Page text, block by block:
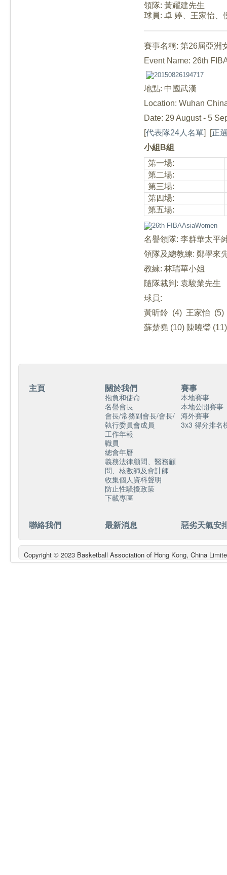
領隊: 黃耀建先生
球員: 卓 婷 王家怡
賽事名稱: 第26屆亞洲
Event Name: 26th
地點: 中國武漢
Location: Wuhan
Date: 29 August - 5
[代表隊24人名單] [正
小組B組
第一場:
第二場:
第三場:
第四場:
第五場:
名譽領隊: 李群華太平
領隊及總教練: 鄭學來
教練: 林瑞華小姐
隨隊裁判: 袁駿業先生
球員:
黃昕鈴 (4) 王家怡
蘇楚堯 (10) 陳曉瑩
主頁 關於我們
抱負和使命
名譽會長
會長/常務副會長/會長/
執行委員會成員
工作年報
職員
總會年曆
義務法律顧問、醫務顧
問、核數師及會計師
收集個人資料聲明
防止性騷擾政策
下載專區
賽事
本地賽事
本地公開賽事
海外賽事
3x3 得分排名
聯絡我們 最新消息 惡劣天氣安
Copyright © 2023 Basketball Association of Hong Kong, China